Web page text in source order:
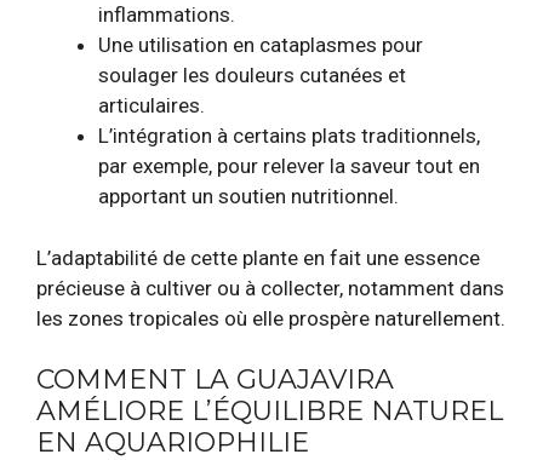
inflammations.
Une utilisation en cataplasmes pour
soulager les douleurs cutanées et
articulaires.
L’intégration à certains plats traditionnels,
par exemple, pour relever la saveur tout en
apportant un soutien nutritionnel.
L’adaptabilité de cette plante en fait une essence
précieuse à cultiver ou à collecter, notamment dans
les zones tropicales où elle prospère naturellement.
COMMENT LA GUAJAVIRA
AMÉLIORE L’ÉQUILIBRE NATUREL
EN AQUARIOPHILIE